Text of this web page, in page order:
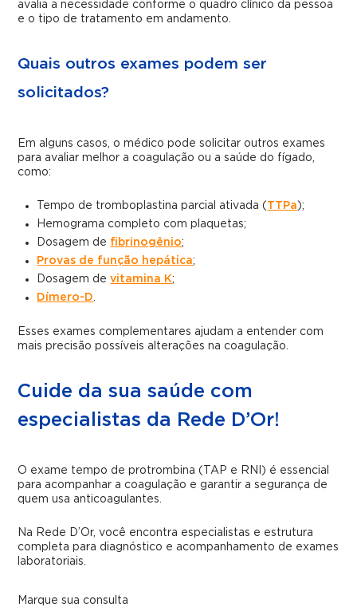
avalia a necessidade conforme o quadro clínico da pessoa
e o tipo de tratamento em andamento.
Quais outros exames podem ser
solicitados?
Em alguns casos, o médico pode solicitar outros exames
para avaliar melhor a coagulação ou a saúde do fígado,
como:
Tempo de tromboplastina parcial ativada (TTPa);
Hemograma completo com plaquetas;
Dosagem de fibrinogênio;
Provas de função hepática;
Dosagem devitamina K;
Dímero-D
Esses exames complementares ajudam a entender com
mais precisão possíveis alterações na coagulação.
Cuide da sua saúde com
especialistas da Rede D’Or!
O exame tempo de protrombina (TAP e RNI) é essencial
para acompanhar a coagulação e garantir a segurança de
quem usa anticoagulantes.
Na Rede D’Or, você encontra especialistas e estrutura
completa para diagnóstico e acompanhamento de exames
laboratoriais.
Marque sua consulta